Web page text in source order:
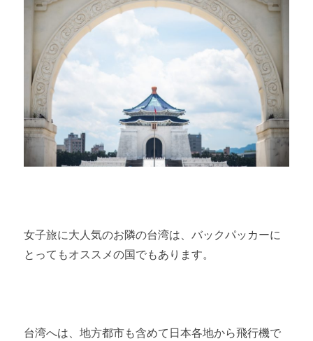
女子旅に大人気のお隣の台湾は、バックパッカーに
とってもオススメの国でもあります。
台湾へは、地方都市も含めて日本各地から飛行機で